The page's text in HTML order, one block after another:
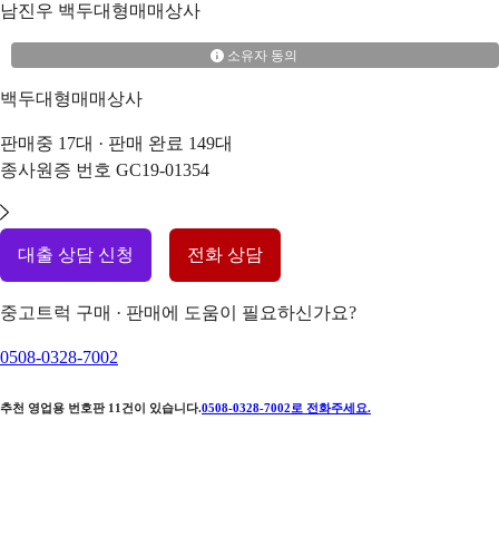
남진우 백두대형매매상사
소유자 동의
백두대형매매상사
판매중 17대 · 판매 완료 149대
종사원증 번호 GC19-01354
대출 상담 신청 전화 상담
중고트럭 구매 · 판매에 도움이 필요하신가요?
0508-0328-7002
추천 영업용 번호판 11 건이 있습니다.0508-0328-7002 로 전화주세요.